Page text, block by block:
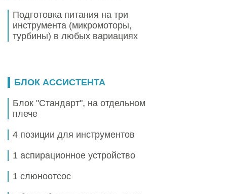
Подготовка питания на три
инструмента (микромоторы,
турбины) в любых вариациях
БЛОК АССИСТЕНТА
Блок "Стандарт", на отдельном
плече
4 позиции для инструментов
1 аспирационное устройство
1 слюноотсос